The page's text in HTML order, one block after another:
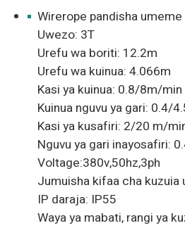
Wirerope pandisha umeme
Uwezo: 3T
Urefu wa boriti: 12.2m
Urefu wa kuinua: 4.066m
Kasi ya kuinua: 0.8/8m/
Kuinua nguvu ya gari: 0.4/
Kasi ya kusafiri: 2/20 m/
Nguvu ya gari inayosafiri:
Voltage:380v,50hz,3ph
Jumuisha kifaa cha kuzuia
IP daraja: IP55
Waya ya mabati, rangi ya